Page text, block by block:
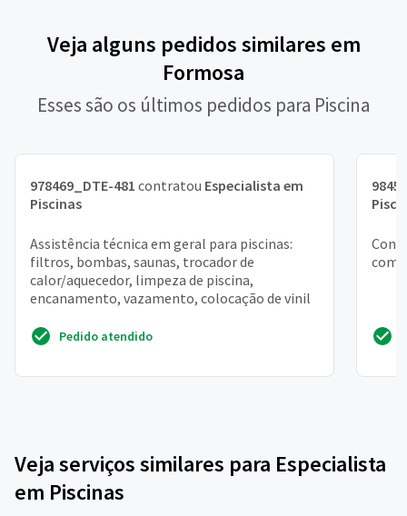
Veja alguns pedidos similares em
Formosa
Esses são os últimos pedidos para Piscina
978469_DTE-481 contratou Especialista em
Piscinas
Assistência técnica em geral para piscinas:
filtros, bombas, saunas, trocador de
calor/aquecedor, limpeza de piscina,
encanamento, vazamento, colocação de vinil
Pedido atendido
Veja serviços similares para Especialista
em Piscinas